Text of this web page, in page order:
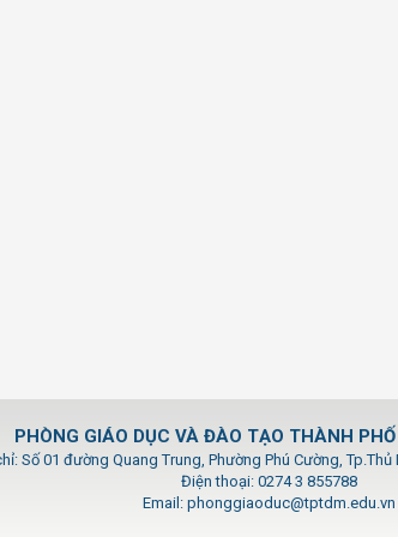
PHÒNG GIÁO DỤC VÀ ĐÀO TẠO THÀNH
Số 01 đường Quang Trung, Phường Phú Cường,
Điện thoại: 0274 3 855788
Email: phonggiaoduc@tptdm.edu.vn